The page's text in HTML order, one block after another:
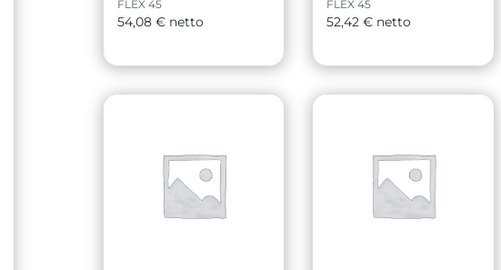
FLEX 45
54,08 € netto
FLEX 45
52,42€ netto